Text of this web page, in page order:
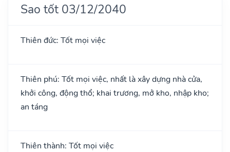
Sao tốt 03/12/2040
Thiên đức: Tốt mọi việc
Thiên phú: Tốt mọi việc, nhất là xây dựng nhà cửa,
khởi công, động thổ; khai trương, mở kho, nhập kho;
an táng
Thiên thành: Tốt mọi việc